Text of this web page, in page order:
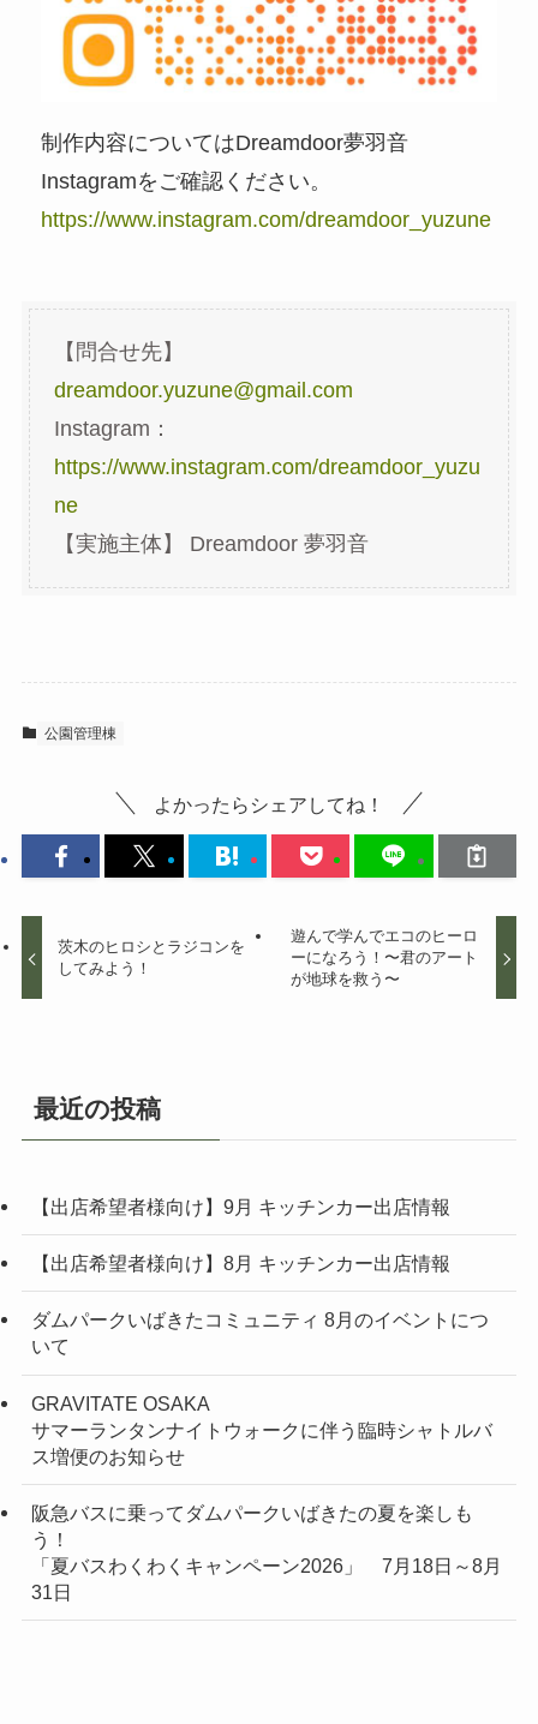
制作内容についてはDreamdoor夢羽音
Instagramをご確認ください。
https://www.instagram.com/dreamdoor_yuzune
【問合せ先】
dreamdoor.yuzune@gmail.com
Instagram：
https://www.instagram.com/dreamdoor_yuzu
ne
【実施主体】 Dreamdoor 夢羽音
公園管理棟
よかったらシェアしてね！
茨木のヒロシとラジコンを
してみよう！
遊んで学んでエコのヒーロ
ーになろう！〜君のアート
が地球を救う〜
最近の投稿
【出店希望者様向け】9月 キッチンカー出店情報
【出店希望者様向け】8月 キッチンカー出店情報
ダムパークいばきたコミュニティ 8月のイベントにつ
いて
GRAVITATE OSAKA
サマーランタンナイトウォークに伴う臨時シャトルバ
ス増便のお知らせ
阪急バスに乗ってダムパークいばきたの夏を楽しも
う！
「夏バスわくわくキャンペーン2026」 7月18日～8月
31日